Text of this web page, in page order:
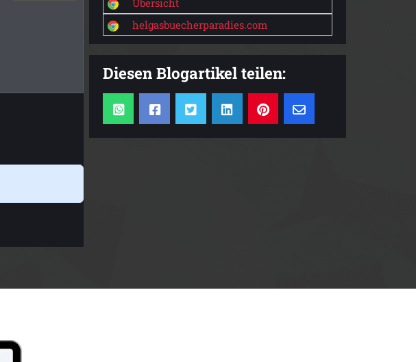
Übersicht
helgasbuecherparadies.com
Diesen Blogartikel teilen: